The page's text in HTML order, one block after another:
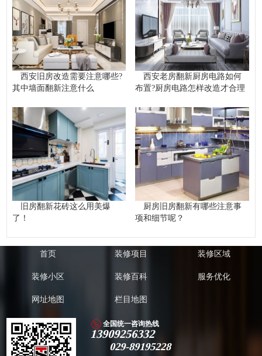
西安旧房改造需要注意哪些?
其中墙面翻新注意什么
西安老房翻新厨房电路如何
布置?厨房电路怎样改造才合理
旧房翻新花砖这么用美爆
了！
厨房旧房翻新有哪些注意事
项和细节呢？
首页 装修项目 装修区域
装修小区 装修百科 服务优化
网址地图 栏目地图
全国统一咨询热线
13909256332
029-89195228